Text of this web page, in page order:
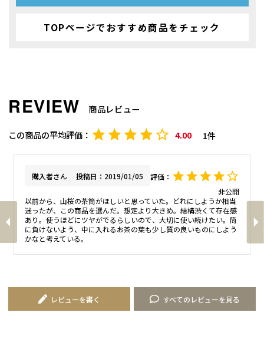
TOPページでおすすめ商品をチェック
商品レビュー
4.00 1
購入者
非公開
投稿日 2019/01/05
以前から、山桜の茶筒がほしいと思っていた。どれにしようか相当
迷ったが、この商品を選んだ。想定より大きめ。結構渋くて存在感
あり。使うほどにツヤがでるらしいので、大切に使い続けたい。筒
に負けないよう、中に入れるお茶の葉も少し質の良いものにしよう
すべてのレビューを見る
レビューを書く